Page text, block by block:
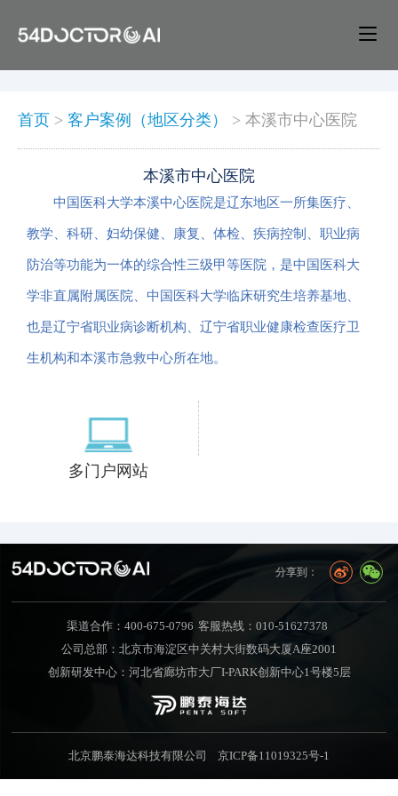
首页 > 客户案例（地区分类） > 本溪市中心医院
本溪市中心医院
中国医科大学本溪中心医院是辽东地区一所集医疗、
教学、科研、妇幼保健、康复、体检、疾病控制、职业病
防治等功能为一体的综合性三级甲等医院，是中国医科大
学非直属附属医院、中国医科大学临床研究生培养基地、
也是辽宁省职业病诊断机构、辽宁省职业健康检查医疗卫
生机构和本溪市急救中心所在地。
多门户网站
分享到：
渠道合作：400-675-0796 客服热线：010-51627378
公司总部：北京市海淀区中关村大街数码大厦A座2001
创新研发中心：河北省廊坊市大厂I-PARK创新中心1号楼5层
北京鹏泰海达科技有限公司 京ICP备11019325号-1